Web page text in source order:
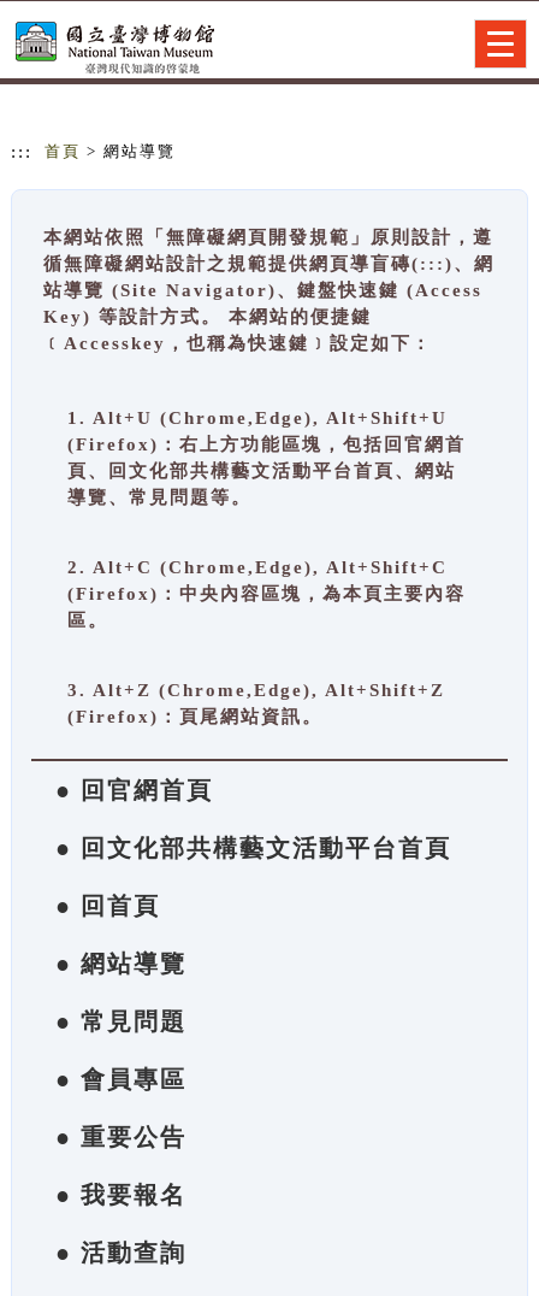
::: 首頁 > 網站導覽
本網站依照「無障礙網頁開發規範」原則設計，遵
循無障礙網站設計之規範提供網頁導盲磚(:::)、網
站導覽 (Site Navigator)、鍵盤快速鍵 (Access
Key) 等設計方式。 本網站的便捷鍵
﹝Accesskey，也稱為快速鍵﹞設定如下：
1. Alt+U (Chrome,Edge), Alt+Shift+U
(Firefox)：右上方功能區塊，包括回官網首
頁、回文化部共構藝文活動平台首頁、網站
導覽、常見問題等。
2. Alt+C (Chrome,Edge), Alt+Shift+C
(Firefox)：中央內容區塊，為本頁主要內容
區。
3. Alt+Z (Chrome,Edge), Alt+Shift+Z
(Firefox)：頁尾網站資訊。
● 回官網首頁
● 回文化部共構藝文活動平台首頁
● 回首頁
● 網站導覽
● 常見問題
● 會員專區
● 重要公告
● 我要報名
● 活動查詢